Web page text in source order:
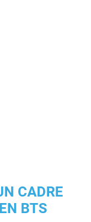
CADRE
BTS